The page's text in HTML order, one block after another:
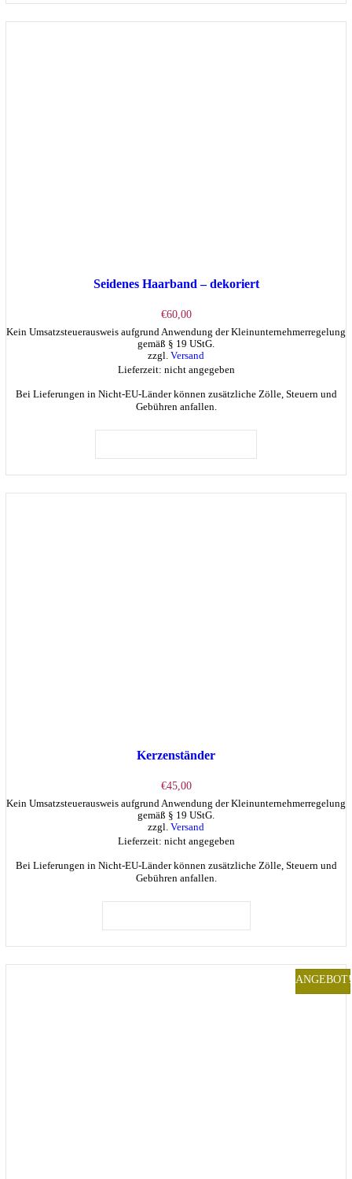
Seidenes Haarband – dekoriert
€60,00
Kein Umsatzsteuerausweis aufgrund Anwendung der Kleinunternehmerregelung
gemäß § 19 UStG.
zzgl. Versand
Lieferzeit: nicht angegeben
Bei Lieferungen in Nicht-EU-Länder können zusätzliche Zölle, Steuern und
Gebühren anfallen.
Dieses
weist
mehrere
Kerzenständer
€45,00
Kein Umsatzsteuerausweis aufgrund Anwendung der Kleinunternehmerregelung
gemäß § 19 UStG.
zzgl. Versand
Lieferzeit: nicht angegeben
Bei Lieferungen in Nicht-EU-Länder können zusätzliche Zölle, Steuern und
Gebühren anfallen.
ANGEBOT!